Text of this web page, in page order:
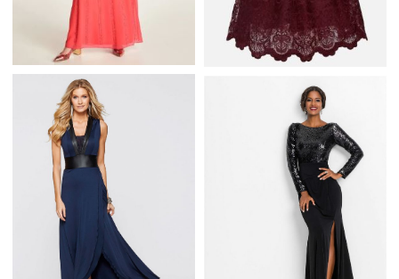
HEINE DŁUGA SUKNIA
WIECZOROWA W
KOLORZE
KORALOWYM
CHI CHI LONDON
BALOWA SUKIENKA
KORONKOWA
BORDOWA